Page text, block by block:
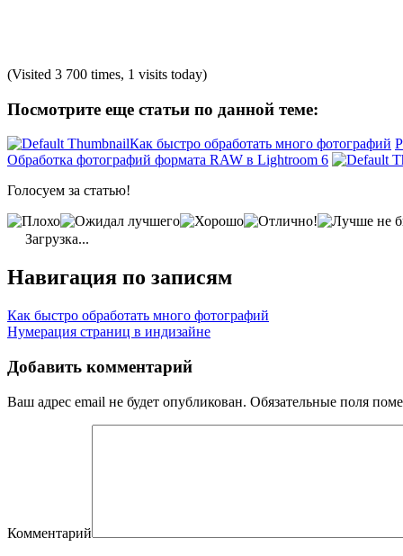
(Visited 3 700 times, 1 visits today)
Посмотрите еще статьи по данной теме:
Как быстро обработать много фотографий
Обработка фотографий формата RAW в Lightroom 6
Голосуем за статью!
Загрузка...
Навигация по записям
Как быстро обработать много фотографий
Нумерация страниц в индизайне
Добавить комментарий
Ваш адрес email не будет опубликован. Обязательные поля
Комментарий